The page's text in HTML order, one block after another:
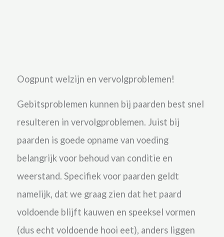
Oogpunt welzijn en vervolgproblemen!
Gebitsproblemen kunnen bij paarden best snel
resulteren in vervolgproblemen. Juist bij
paarden is goede opname van voeding
belangrijk voor behoud van conditie en
weerstand. Specifiek voor paarden geldt
namelijk, dat we graag zien dat het paard
voldoende blijft kauwen en speeksel vormen
(dus echt voldoende hooi eet), anders liggen